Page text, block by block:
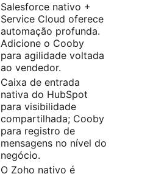
Salesforce nativo +
Service Cloud oferece
automação profunda.
Adicione o Cooby
para agilidade voltada
ao vendedor.
Caixa de entrada
nativa do HubSpot
para visibilidade
compartilhada; Cooby
para registro de
mensagens no nível do
negócio.
O Zoho nativo é